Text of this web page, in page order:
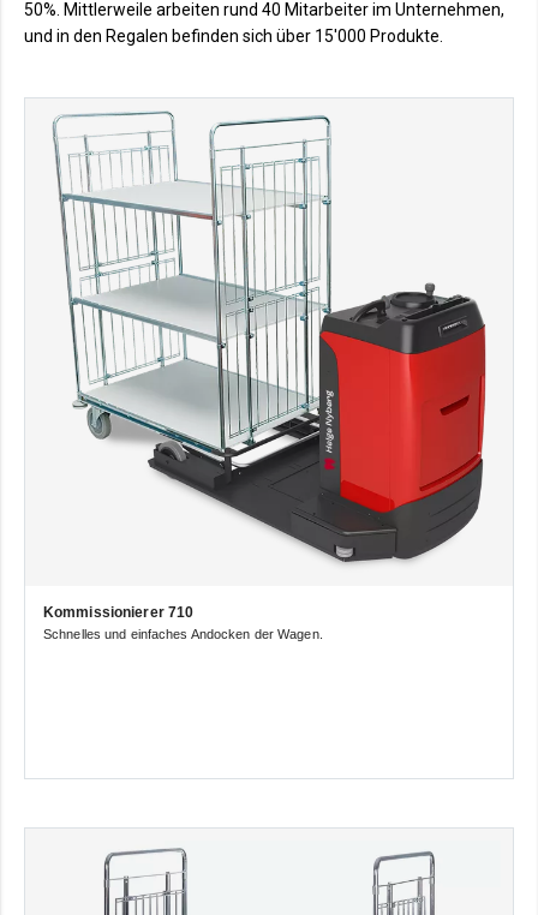
50%. Mittlerweile arbeiten rund 40 Mitarbeiter im Unternehmen,
und in den Regalen befinden sich über 15'000 Produkte.
Kommissionierer 710
Schnelles und einfaches Andocken der Wagen.